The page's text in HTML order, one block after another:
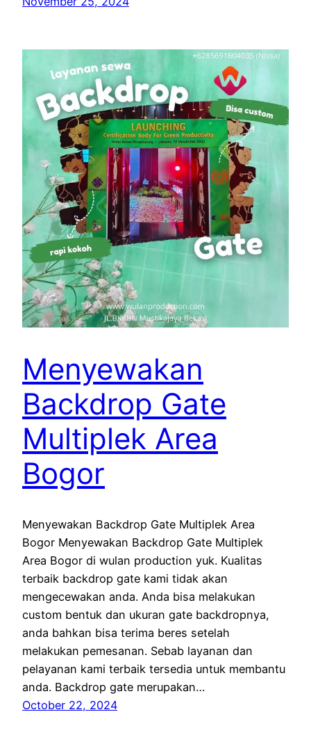
Menyewakan
Backdrop Gate
Multiplek Area
Bogor
Menyewakan Backdrop Gate Multiplek Area
Bogor Menyewakan Backdrop Gate Multiplek
Area Bogor di wulan production yuk. Kualitas
terbaik backdrop gate kami tidak akan
mengecewakan anda. Anda bisa melakukan
custom bentuk dan ukuran gate backdropnya,
anda bahkan bisa terima beres setelah
melakukan pemesanan. Sebab layanan dan
pelayanan kami terbaik tersedia untuk membantu
anda. Backdrop gate merupakan…
October 22, 2024